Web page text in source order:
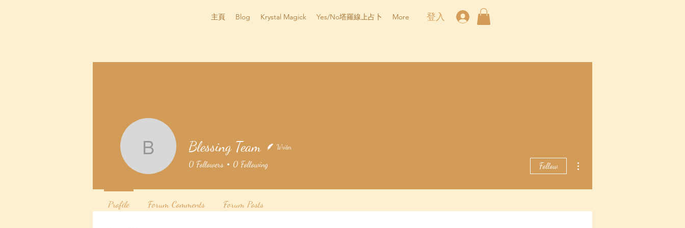
主頁 Blog Krystal Magick Yes/No塔羅線上占卜 More 登入
Blessing Team
Blessing Team Writer
0 Followers 0 Following Follow
Profile Forum Comments Forum Posts